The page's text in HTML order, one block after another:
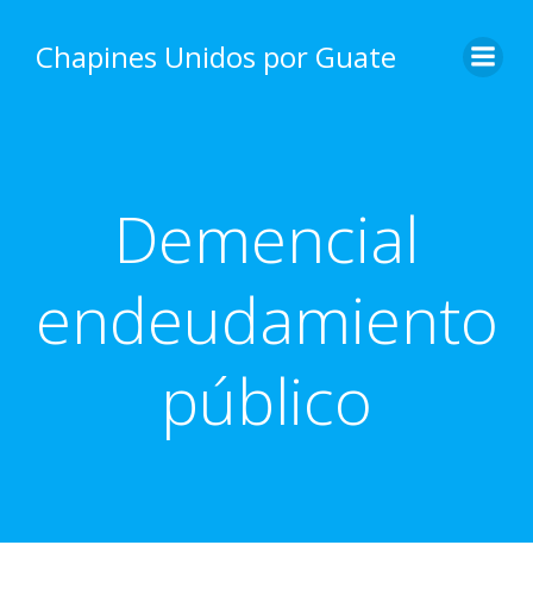
content
Chapines Unidos por Guate
Demencial
endeudamiento
público